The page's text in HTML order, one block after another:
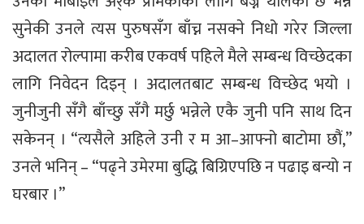
सुनेकी उनले त्यस पुरुषसँग बाँच्न नसक्ने निधो गरेर जिल्ला
अदालत रोल्पामा करीब एकवर्ष पहिले मैले सम्बन्ध विच्छेदका
लागि निवेदन दिइन् । अदालतबाट सम्बन्ध विच्छेद भयो ।
जुनीजुनी सँगै बाँच्छु सँगै मर्छु भन्नेले एकै जुनी पनि साथ दिन
सकेनन् । “त्यसैले अहिले उनी र म आ–आफ्नो बाटोमा छौं,”
उनले भनिन् – “पढ्ने उमेरमा बुद्धि बिग्रिएपछि न पढाइ बन्यो न
घरबार ।”